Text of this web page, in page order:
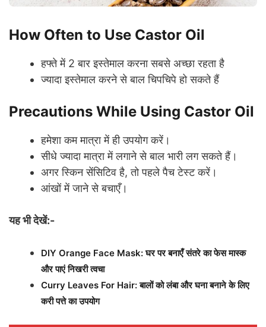
How Often to Use Castor Oil
हफ्ते में 2 बार इस्तेमाल करना सबसे अच्छा रहता है
ज्यादा इस्तेमाल करने से बाल चिपचिपे हो सकते हैं
Precautions While Using Castor Oil
हमेशा कम मात्रा में ही उपयोग करें।
सीधे ज्यादा मात्रा में लगाने से बाल भारी लग सकते हैं।
अगर स्किन सेंसिटिव है, तो पहले पैच टेस्ट करें।
आंखों में जाने से बचाएँ।
यह भी देखें:-
DIY Orange Face Mask: घर पर बनाएँ संतरे का फेस मास्क
और पाएं निखरी त्वचा
Curry Leaves For Hair: बालों को लंबा और घना बनाने के लिए
करी पत्ते का उपयोग